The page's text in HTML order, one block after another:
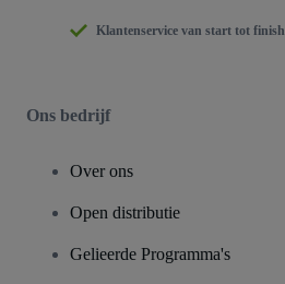
Klantenservice van start tot finish
Ons bedrijf
Over ons
Open distributie
Gelieerde Programma's